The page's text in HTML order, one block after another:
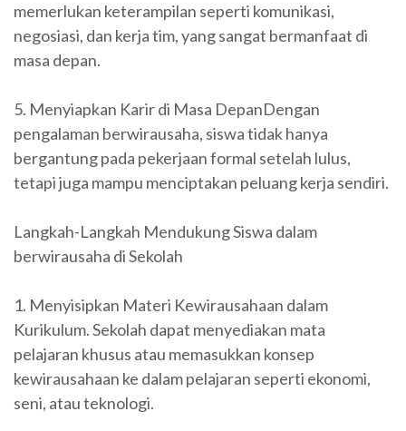
memerlukan keterampilan seperti komunikasi,
negosiasi, dan kerja tim, yang sangat bermanfaat di
masa depan.
5. Menyiapkan Karir di Masa DepanDengan
pengalaman berwirausaha, siswa tidak hanya
bergantung pada pekerjaan formal setelah lulus,
tetapi juga mampu menciptakan peluang kerja sendiri.
Langkah-Langkah Mendukung Siswa dalam
berwirausaha di Sekolah
1. Menyisipkan Materi Kewirausahaan dalam
Kurikulum. Sekolah dapat menyediakan mata
pelajaran khusus atau memasukkan konsep
kewirausahaan ke dalam pelajaran seperti ekonomi,
seni, atau teknologi.